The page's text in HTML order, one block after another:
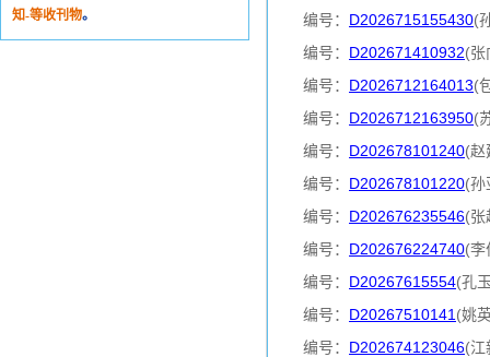
知-等收刊物。
编号： D2026715155430(
编号： D202671410932(
编号： D2026712164013(
编号： D2026712163950(
编号： D202678101240(
编号： D202678101220(
编号： D202676235546(
编号： D202676224740(
编号： D20267615554(孔
编号： D20267510141 (姚
编号： D202674123046(